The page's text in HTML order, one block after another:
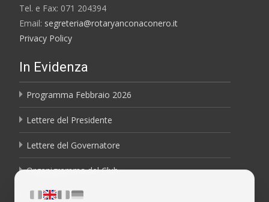
Tel. e Fax: 071 204394
Email: segreteria@rotaryanconaconero.it
Privacy Policy
In Evidenza
Programma Febbraio 2026
Lettere del Presidente
Lettere del Governatore
Organigramma del Club
Bollettini